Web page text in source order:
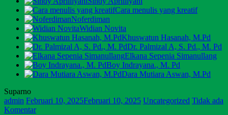
Cara menulis yang kreatif
Noferdiman
Widian Novita
Khuswatun Hasanah, M.Pd
Dr. Palmizal A, S. Pd., M. Pd
Elkana Sepenia Simanullang
Boy Indrayana., M. Pd
Dara Mutiara Aswan, M.Pd
Suparno
admin Februari 10, 2025Februari 10, 2025 Uncategorized Tidak ada
Komentar